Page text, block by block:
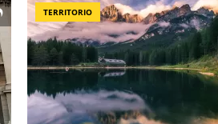
TERRITORIO